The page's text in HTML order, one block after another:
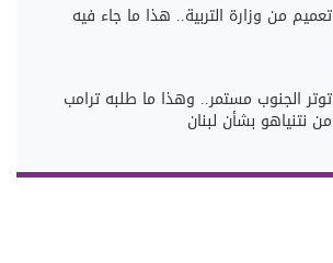
تعميم من وزارة التربية.. هذا ما جاء فيه
توتر الجنوب مستمر.. وهذا ما طلبه ترامب
من نتنياهو بشأن لبنان